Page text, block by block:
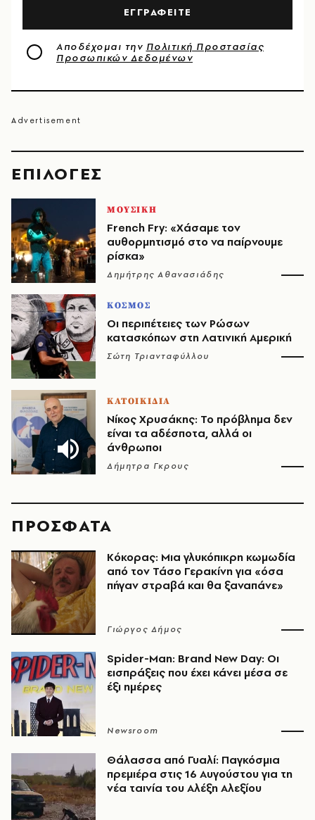
EΠΙΛΟΓΈΣ
ΜΟΥΣΙΚΗ
French Fry: «Χάσαμε τον
αυθορμητισμό στο να παίρνουμε
ρίσκα»
Δημήτρης Αθανασιάδης
ΚΟΣΜΟΣ
Οι περιπέτειες των Ρώσων
κατασκόπων στη Λατινική Αμερική
Σώτη Τριανταφύλλου
ΚΑΤΟΙΚΙΔΙΑ
Νίκος Χρυσάκης: Το πρόβλημα δεν
είναι τα αδέσποτα, αλλά οι
άνθρωποι
Δήμητρα Γκρους
ΕΓΓΡΑΦΕΙΤΕ
Αποδέχομαι την Πολιτική Προστασίας
Προσωπικών Δεδομένων
ΠΡΟΣΦΑΤΑ
Κόκορας: Μια γλυκόπικρη κωμωδία
από τον Τάσο Γερακίνη για «όσα
πήγαν στραβά και θα ξαναπάνε»
Γιώργος Δήμος
Spider-Man: Brand New Day: Οι
εισπράξεις που έχει κάνει μέσα σε
έξι ημέρες
Newsroom
Θάλασσα από Γυαλί: Παγκόσμια
πρεμιέρα στις 16 Αυγούστου για τη
νέα ταινία του Αλέξη Αλεξίου